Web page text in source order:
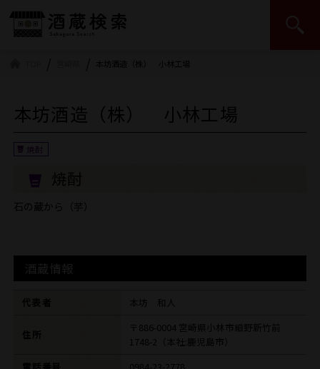
本坊酒造（株） 小林工場
本坊酒造（株） 小林工場
焼酎
石の蔵から（芋）
酒蔵情報
代表者 本坊 和人
〒886-0004 宮崎県小林市細野新竹前
1748-2（本社:鹿児島市）